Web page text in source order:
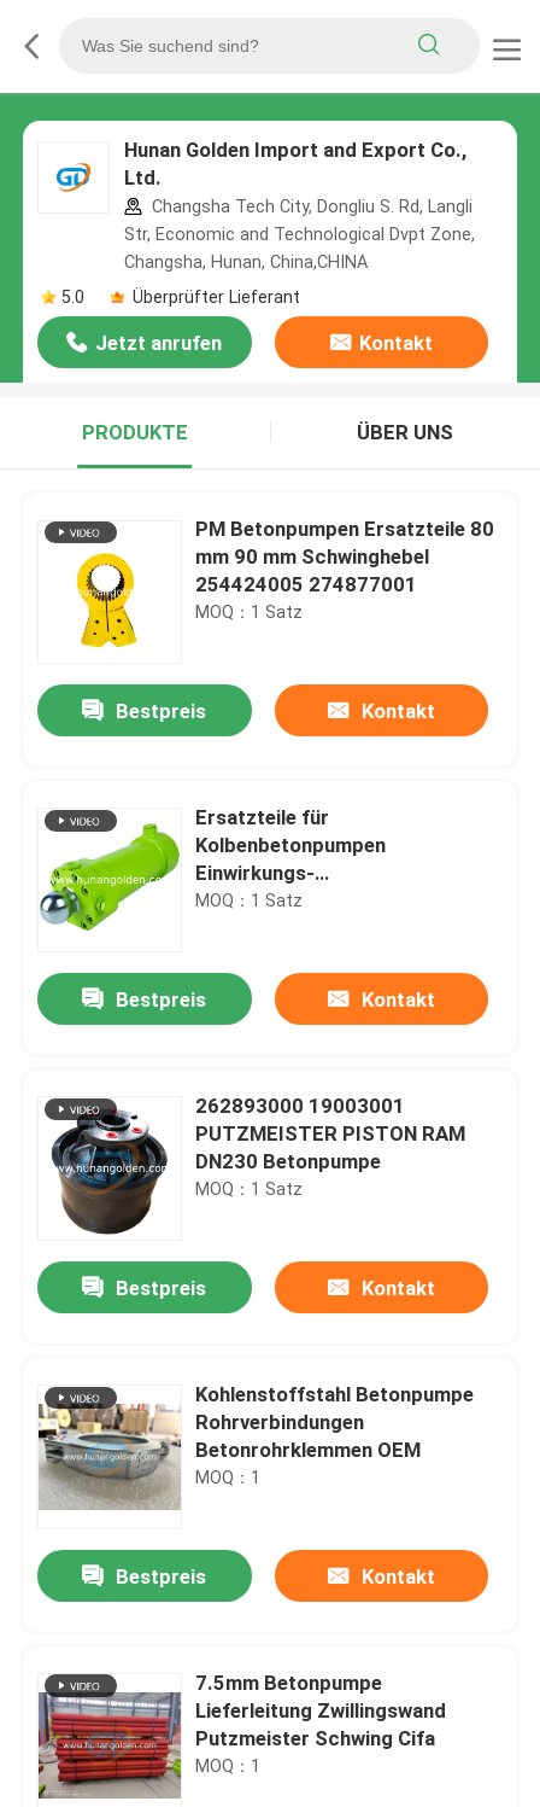
Hunan Golden Import and Export Co.,
Ltd.
Changsha Tech City, Dongliu S. Rd, Langli
Str, Economic and Technological Dvpt Zone,
Changsha, Hunan, China,CHINA
5.0
Überprüfter Lieferant
Jetzt anrufen Kontakt
PRODUKTE ÜBER UNS
PM Betonpumpen Ersatzteile 80
mm 90 mm Schwinghebel
254424005 274877001
MOQ：1 Satz
Bestpreis Kontakt
Ersatzteile für
Kolbenbetonpumpen
Einwirkungs-
Hydraulikzylinderpumpen
MOQ：1 Satz
Bestpreis Kontakt
262893000 19003001
PUTZMEISTER PISTON RAM
DN230 Betonpumpe
MOQ：1 Satz
Bestpreis Kontakt
Kohlenstoffstahl Betonpumpe
Rohrverbindungen
Betonrohrklemmen OEM
MOQ：1
Bestpreis Kontakt
7.5mm Betonpumpe
Lieferleitung Zwillingswand
Putzmeister Schwing Cifa
MOQ：1